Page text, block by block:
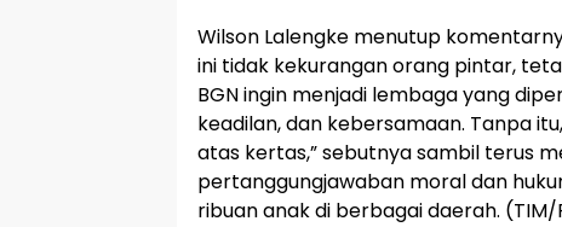
Wilson Lalengke menutup
ini tidak kekurangan orang pintar,
BGN ingin menjadi lembaga yang
keadilan, dan kebersamaan. Tanpa
atas kertas,” sebutnya sambil terus
pertanggungjawaban moral dan
ribuan anak di berbagai daerah. (TIM/